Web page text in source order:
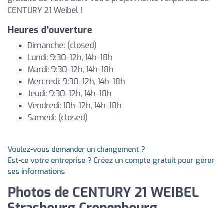
CENTURY 21 Weibel !
Heures d'ouverture
Dimanche: (closed)
Lundi: 9:30-12h, 14h-18h
Mardi: 9:30-12h, 14h-18h
Mercredi: 9:30-12h, 14h-18h
Jeudi: 9:30-12h, 14h-18h
Vendredi: 10h-12h, 14h-18h
Samedi: (closed)
Voulez-vous demander un changement ?
Est-ce votre entreprise ? Créez un compte gratuit pour gérer
ses informations
Photos de CENTURY 21 WEIBEL